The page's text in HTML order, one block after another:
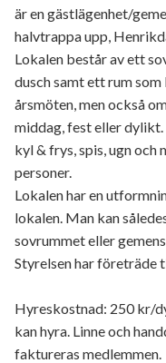
är en gästlägenhet/
halvtrappa upp,
Lokalen består av ett
dusch samt ett rum
årsmöten, men också
middag, fest eller
kyl & frys, spis, ugn och
personer.
Lokalen har en
lokalen. Man kan
sovrummet eller
Styrelsen har företräde
Hyreskostnad: 250 kr/
kan hyra. Linne och
faktureras medlemmen.